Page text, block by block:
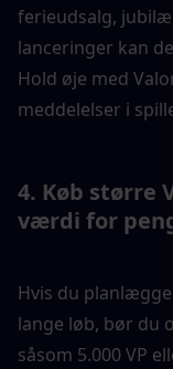
ferieudsalg,
lanceringer kan
Hold øje med
meddelelser i
4. Køb større
værdi for
Hvis du
lange løb, bør du
såsom 5.000 VP